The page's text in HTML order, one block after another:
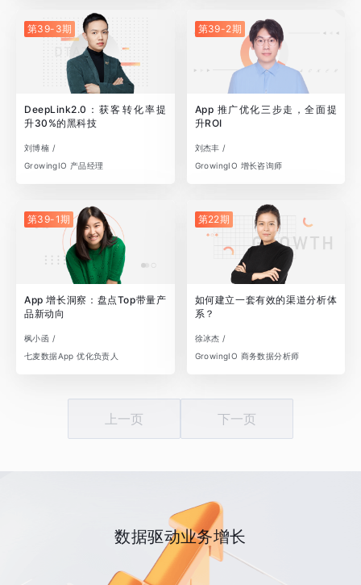
第39-3期
DeepLink2.0：获客转化率提
升30%的黑科技
刘博楠 /
GrowingIO 产品经理
第39-2期
App 推广优化三步走，全面提
升ROI
刘杰丰 /
GrowingIO 增长咨询师
第39-1期
App 增长洞察：盘点Top带量产
品新动向
枫小函 /
七麦数据App 优化负责人
第22期
如何建立一套有效的渠道分析体
系？
徐冰杰 /
GrowingIO 商务数据分析师
上一页 下一页
数据驱动业务增长